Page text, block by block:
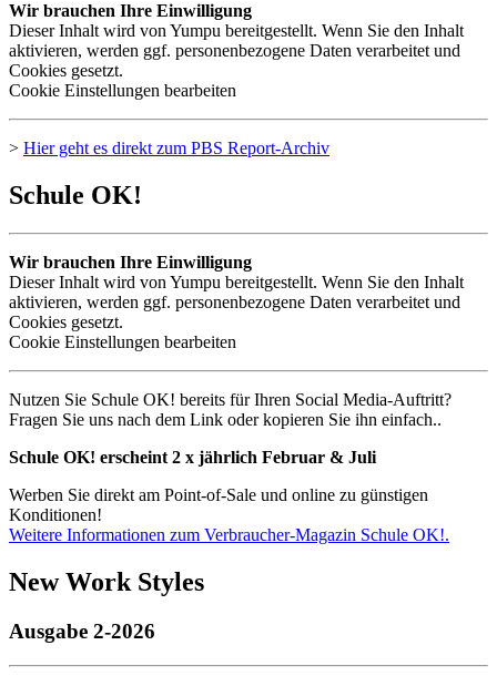
Wir brauchen Ihre Einwilligung
Dieser Inhalt wird von Yumpu bereitgestellt. Wenn Sie den Inhalt
aktivieren, werden ggf. personenbezogene Daten verarbeitet und
Cookies gesetzt.
Cookie Einstellungen bearbeiten
> Hier geht es direkt zum PBS Report-Archiv
Schule OK!
Wir brauchen Ihre Einwilligung
Dieser Inhalt wird von Yumpu bereitgestellt. Wenn Sie den Inhalt
aktivieren, werden ggf. personenbezogene Daten verarbeitet und
Cookies gesetzt.
Cookie Einstellungen bearbeiten
Nutzen Sie Schule OK! bereits für Ihren Social Media-Auftritt?
Fragen Sie uns nach dem Link oder kopieren Sie ihn einfach..
Schule OK! erscheint 2 x jährlich Februar & Juli
Werben Sie direkt am Point-of-Sale und online zu günstigen
Konditionen!
Weitere Informationen zum Verbraucher-Magazin Schule OK!.
New Work Styles
Ausgabe 2-2026